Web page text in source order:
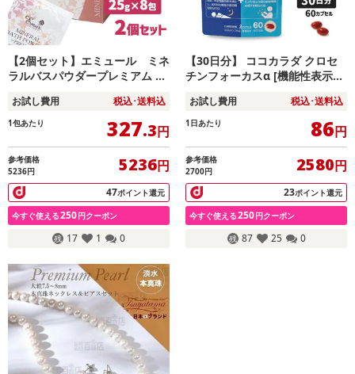
【2個セット】エミュール ミネ
ラルバスパウダープレミアム 入
お試し費用 税込･送料込
1包あたり 327.3円
参考価格
5236円
5236円
47ポイント還元
今すぐ使える250円クーポン
17 1 0
【30日分】 ココカラダ クロセ
チンフォーカスα [機能性表示食
お試し費用 税込･送料込
1日あたり 86円
参考価格
2700円
2580円
23ポイント還元
今すぐ使える250円クーポン
87 25 0